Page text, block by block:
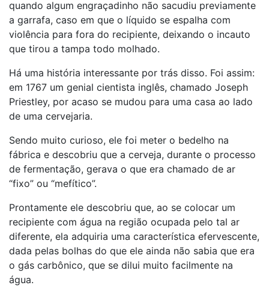
quando algum engraçadinho não sacudiu previamente
a garrafa, caso em que o líquido se espalha com
violência para fora do recipiente, deixando o incauto
que tirou a tampa todo molhado.
Há uma história interessante por trás disso. Foi assim:
em 1767 um genial cientista inglês, chamado Joseph
Priestley, por acaso se mudou para uma casa ao lado
de uma cervejaria.
Sendo muito curioso, ele foi meter o bedelho na
fábrica e descobriu que a cerveja, durante o processo
de fermentação, gerava o que era chamado de ar
“fixo” ou “mefítico”.
Prontamente ele descobriu que, ao se colocar um
recipiente com água na região ocupada pelo tal ar
diferente, ela adquiria uma característica efervescente,
dada pelas bolhas do que ele ainda não sabia que era
o gás carbônico, que se dilui muito facilmente na
água.